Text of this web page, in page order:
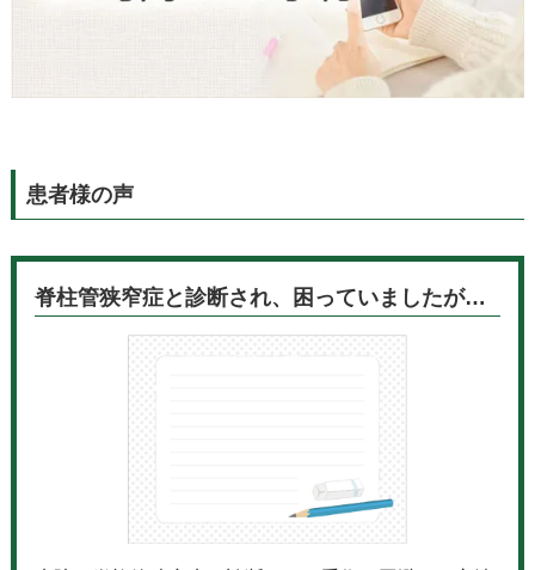
患者様の声
脊柱管狭窄症と診断され、困っていましたが…